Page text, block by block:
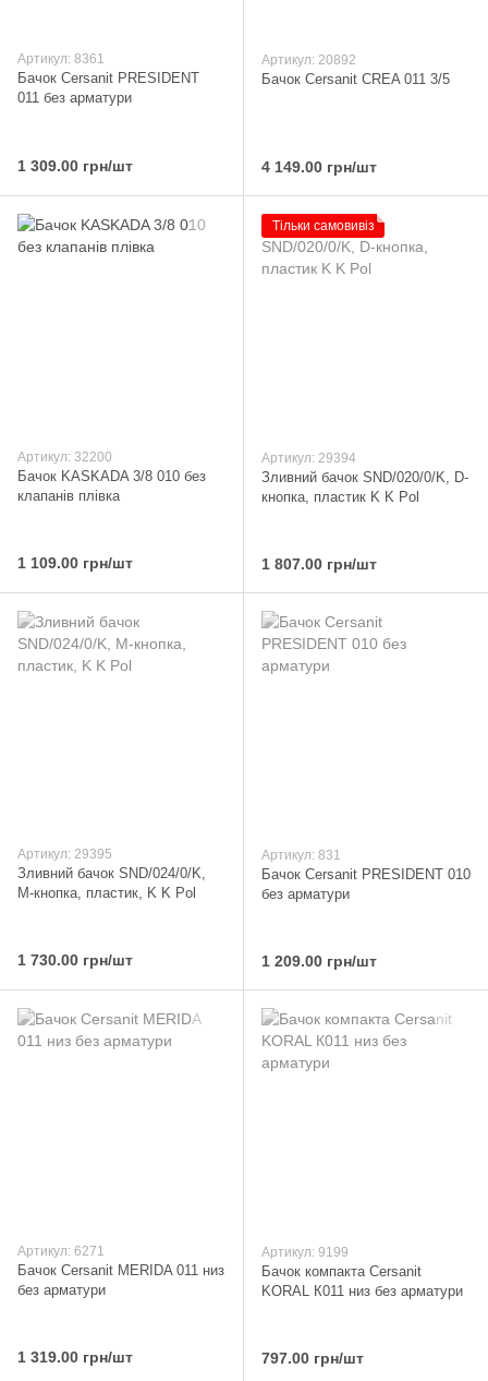
Артикул: 8361
Бачок Cersanit PRESIDENT
011 без арматури
1 309.00 грн/шт
Артикул: 20892
Бачок Cersanit CREA 011 3/5
4 149.00 грн/шт
Артикул: 32200
Бачок KASKADA 3/8 010 без
клапанів плівка
1 109.00 грн/шт
Тільки самовивіз
Артикул: 29394
Зливний бачок SND/020/0/K, D-
кнопка, пластик K K Pol
1 807.00 грн/шт
Артикул: 29395
Зливний бачок SND/024/0/K,
M-кнопка, пластик, K K Pol
1 730.00 грн/шт
Артикул: 831
Бачок Cersanit PRESIDENT 010
без арматури
1 209.00 грн/шт
Артикул: 6271
Бачок Cersanit MERIDA 011 низ
без арматури
1 319.00 грн/шт
Артикул: 9199
Бачок компакта Cersanit
KORAL К011 низ без арматури
797.00 грн/шт